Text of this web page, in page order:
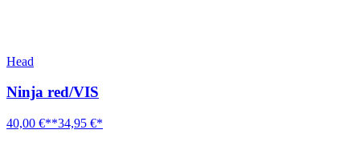
Head
Ninja red/VIS
40,00 €**34,95 €*